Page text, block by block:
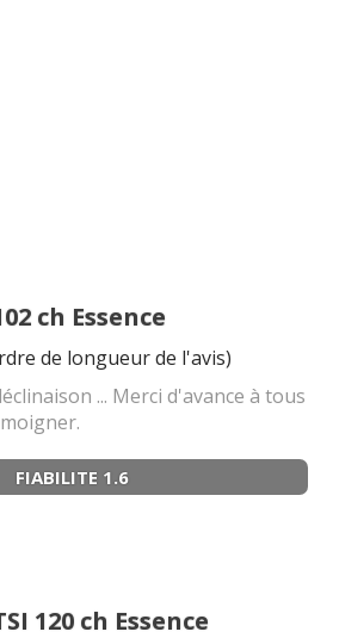
ch Essence
de longueur de l'avis)
... Merci d'avance à tous
FIABILITE 1.6
120 ch Essence